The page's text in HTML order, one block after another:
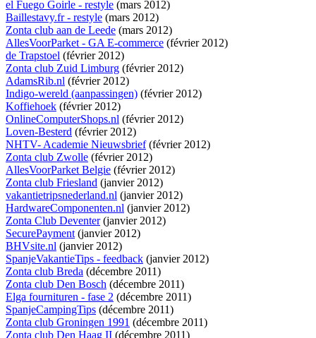
el Fuego Goirle - restyle (mars 2012)
Baillestavy.fr - restyle (mars 2012)
Zonta club aan de Leede (mars 2012)
AllesVoorParket - GA E-commerce (février 2012)
de Trapstoel (février 2012)
Zonta club Zuid Limburg (février 2012)
AdamsRib.nl (février 2012)
Indigo-wereld (aanpassingen) (février 2012)
Koffiehoek (février 2012)
OnlineComputerShops.nl (février 2012)
Loven-Besterd (février 2012)
NHTV- Academie Nieuwsbrief(février 2012)
Zonta club Zwolle (février 2012)
AllesVoorParket Belgie (février 2012)
Zonta club Friesland (janvier 2012)
vakantietripsnederland.nl (janvier 2012)
HardwareComponenten.nl (janvier 2012)
Zonta Club Deventer(janvier 2012)
SecurePayment(janvier 2012)
BHVsite.nl (janvier 2012)
SpanjeVakantieTips - feedback (janvier 2012)
Zonta club Breda (décembre 2011)
Zonta club Den Bosch (décembre 2011)
Elga fournituren - fase 2 (décembre 2011)
SpanjeCampingTips (décembre 2011)
Zonta club Groningen 1991 (décembre 2011)
Zonta club Den Haag II (décembre 2011)